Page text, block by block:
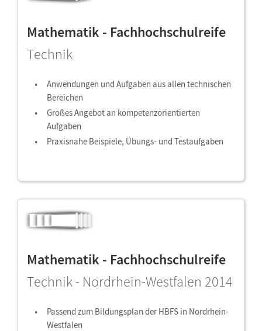
Mathematik - Fachhochschulreife
Technik
Anwendungen und Aufgaben aus allen technischen
Bereichen
Großes Angebot an kompetenzorientierten
Aufgaben
Praxisnahe Beispiele, Übungs- und Testaufgaben
Mathematik - Fachhochschulreife
Technik - Nordrhein-Westfalen 2014
Passend zum Bildungsplan der HBFS in Nordrhein-
Westfalen